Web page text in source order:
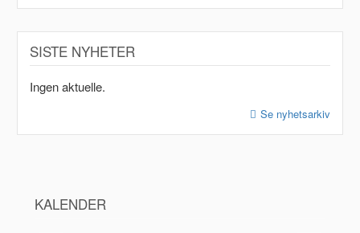
SISTE NYHETER
Ingen aktuelle.
Se nyhetsarkiv
KALENDER